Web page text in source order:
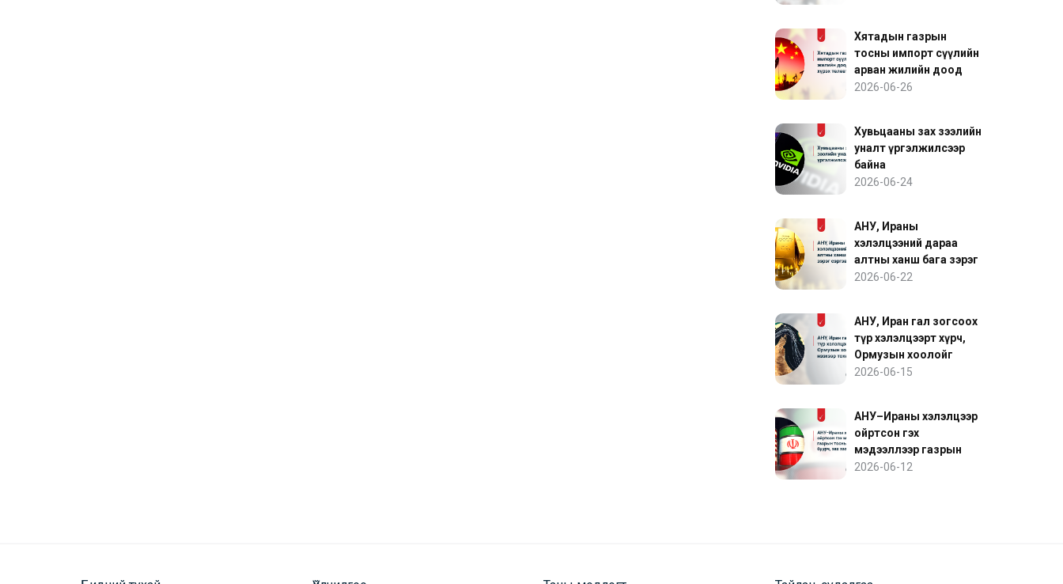
Хятадын газрын
тосны импорт сүүлийн
арван жилийн доод
түвшинд хүрэх төлөвтэй
2026-06-26
Хувьцааны зах зээлийн
уналт үргэлжилсээр
байна
2026-06-24
АНУ, Ираны
хэлэлцээний дараа
алтны ханш бага зэрэг
сэргэв
2026-06-22
АНУ, Иран гал зогсоох
түр хэлэлцээрт хүрч,
Ормузын хоолойг
нээхээр тохиролцов
2026-06-15
АНУ–Ираны хэлэлцээр
ойртсон гэх
мэдээллээр газрын
тосны үнэ буурч, зах
2026-06-12